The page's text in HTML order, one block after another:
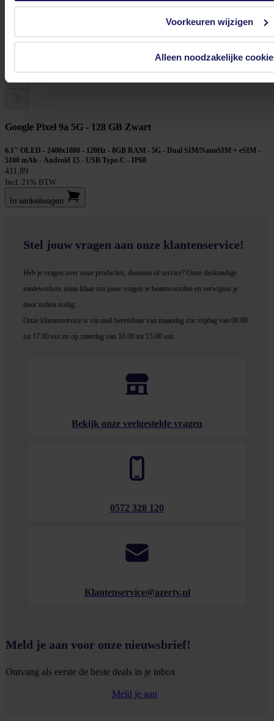
Voorkeuren wijzigen
Alleen noodzakelijke
29,-
Google Pixel 9a 5G - 128 GB Zwart
6.1" OLED - 2400x1080 - 120Hz - 8GB RAM - 5G - Dual SIM/NanoSIM + eSIM -
5100 mAh - Android 15 - USB Type‑C - IP68
411,89
Incl. 21% BTW
In winkel­wagen
Stel jouw vragen aan onze klantenservice!
Heb je vragen over onze producten, diensten of service? Onze deskundige
medewerkers staan klaar om jouw vragen te beantwoorden en verwijzen je
door indien nodig.
Onze klantenservice is via mail bereikbaar van maandag t/m vrijdag van 09.00
tot 17.00 uur en op zaterdag van 10.00 tot 15.00 uur.
Bekijk onze veelgestelde vragen
0572 328 120
Klantenservice@azerty.nl
Meld je aan voor onze nieuwsbrief!
Ontvang als eerste de beste deals in je inbox
Meld je aan